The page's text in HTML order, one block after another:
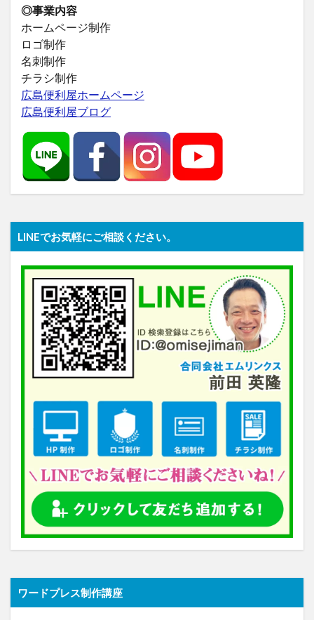
◎事業内容
ホームページ制作
ロゴ制作
名刺制作
チラシ制作
広島便利屋ホームページ
広島便利屋ブログ
LINEでお気軽にご相談ください。
ワードプレス制作講座